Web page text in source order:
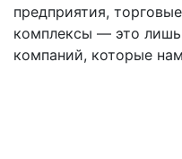
предприятия,
комплексы — это лишь
компаний, которые